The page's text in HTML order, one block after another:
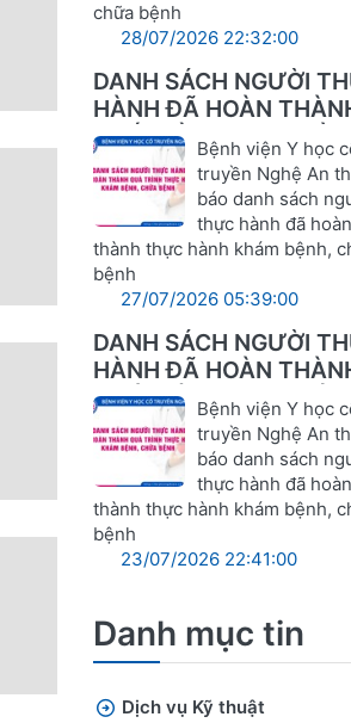
chữa bệnh
28/07/2026 22:32:00
DANH SÁCH NGƯỜI
HÀNH ĐÃ HOÀN
QUÁ TRÌNH THỰC
KHÁM BỆNH, CHỮA
Bệnh viện Y học
truyền Nghệ An
báo danh sách
thực hành đã hoàn
thành thực hành khám bệnh,
bệnh
27/07/2026 05:39:00
DANH SÁCH NGƯỜI
HÀNH ĐÃ HOÀN
QUÁ TRÌNH THỰC
KHÁM BỆNH, CHỮA
Bệnh viện Y học
truyền Nghệ An
báo danh sách
thực hành đã hoàn
thành thực hành khám bệnh,
bệnh
23/07/2026 22:41:00
Danh mục tin
Dịch vụ Kỹ thuật